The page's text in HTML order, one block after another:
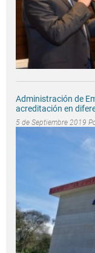
Administración de
acreditación en
5 de Septiembre 2019